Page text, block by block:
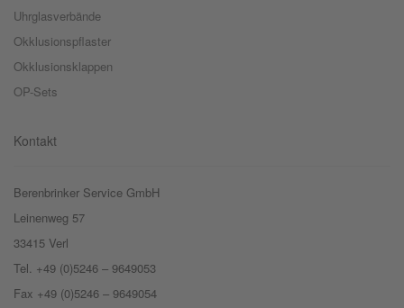
Uhrglasverbände
Okklusionspflaster
Okklusionsklappen
OP-Sets
Kontakt
Berenbrinker Service GmbH
Leinenweg 57
33415 Verl
Tel. +49 (0)5246 – 9649053
Fax +49 (0)5246 – 9649054